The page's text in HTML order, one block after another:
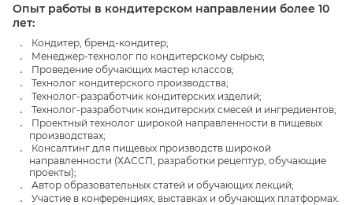
Опыт работы в кондитерском направлении более 10
лет:
Кондитер, бренд-кондитер;
Менеджер-технолог по кондитерскому сырью;
Проведение обучающих мастер классов;
Технолог кондитерского производства;
Технолог-разработчик кондитерских изделий;
Технолог-разработчик кондитерских смесей и ингредиентов;
Проектный технолог широкой направленности в пищевых
производствах;
Консалтинг для пищевых производств широкой
направленности (ХАССП, разработки рецептур, обучающие
проекты);
Автор образовательных статей и обучающих лекций;
Участие в конференциях, выставках и обучающих платформах.